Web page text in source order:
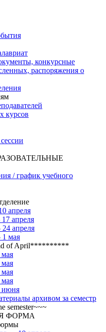
конкурсные
распоряжения о
курсов
/ график учебного
апреля
апреля
апреля
1 мая
of April**********
июня
архивом за семестр
semester~~~
ФОРМА